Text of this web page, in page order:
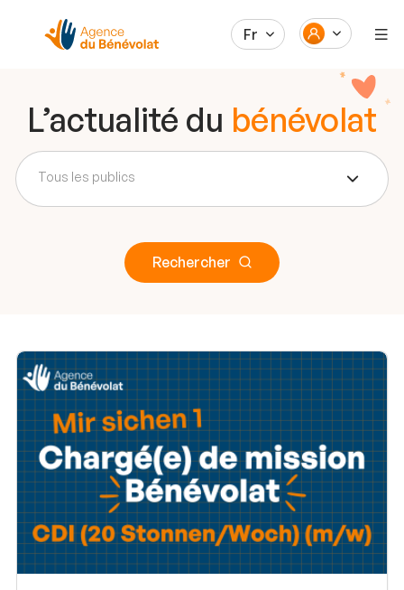
Fr
L’actualité du bénévolat
Tous les publics
Rechercher